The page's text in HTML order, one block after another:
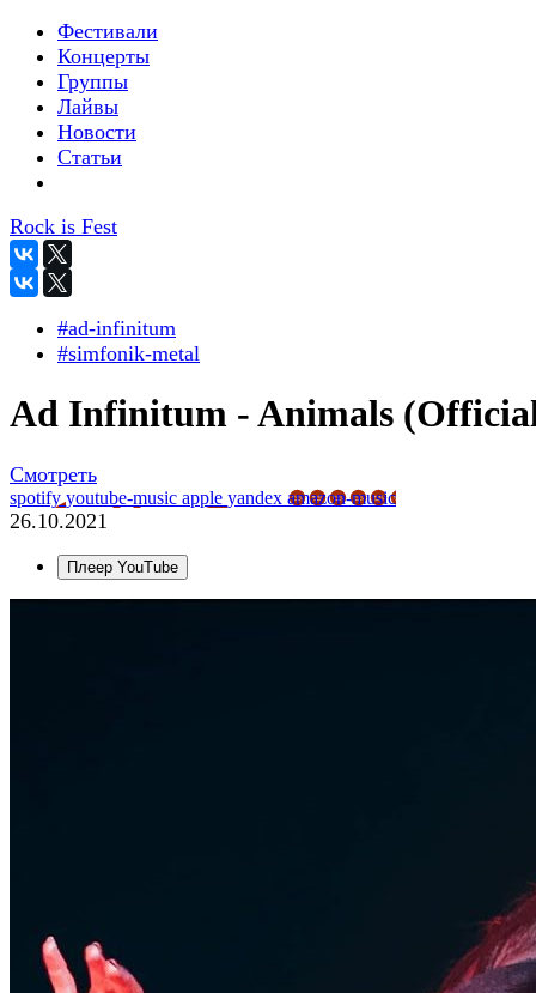
Фестивали
Концерты
Группы
Лайвы
Новости
Статьи
Rock is Fest
#ad-infinitum
#simfonik-metal
Ad Infinitum - Animals
Смотреть
spotifyyoutube-music apple yandex amazon-music
26.10.2021
Плеер YouTube